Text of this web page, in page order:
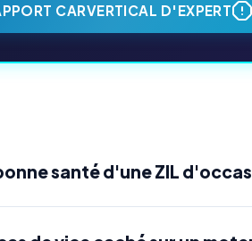
CARVERTICAL D'EXPERT
santé d'une ZIL